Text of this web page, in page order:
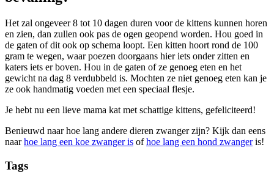
Het zal ongeveer 8 tot 10 dagen duren voor de kittens kunnen horen
en zien, dan zullen ook pas de ogen geopend worden. Hou goed in
de gaten of dit ook op schema loopt. Een kitten hoort rond de 100
gram te wegen, waar poezen doorgaans hier iets onder zitten en
katers iets er boven. Hou in de gaten of ze genoeg eten en het
gewicht na dag 8 verdubbeld is. Mochten ze niet genoeg eten kan je
ze ook handmatig voeden met een speciaal flesje.
Je hebt nu een lieve mama kat met schattige kittens, gefeliciteerd!
Benieuwd naar hoe lang andere dieren zwanger zijn? Kijk dan eens
naarhoe lang een koe zwanger is ofhoe lang een hond zwangeris!
Tags